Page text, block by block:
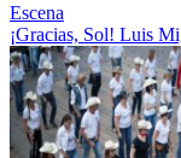
Escena
¡Gracias, Sol! Luis